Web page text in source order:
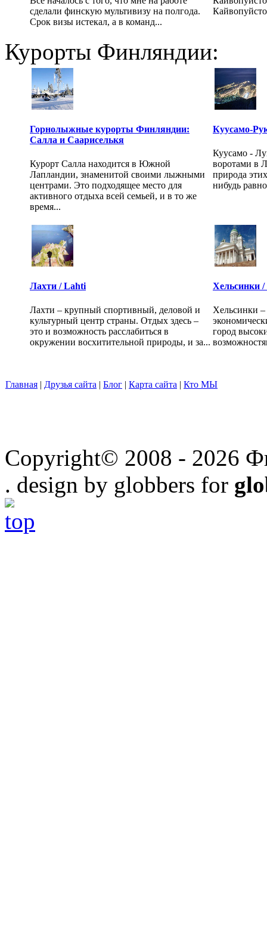
сделали финскую мультивизу на полгода.
Срок визы истекал, а в команд...
Курорты Финляндии:
Горнолыжные курорты Финляндии:
Салла и Саариселькя
Курорт Салла находится в Южной
Лапландии, знаменитой своими лыжными
центрами. Это подходящее место для
активного отдыха всей семьей, и в то же
время...
Куусамо-
Куусамо -
воротами в
природа
нибудь
Лахти / Lahti
Лахти – крупный спортивный, деловой и
культурный центр страны. Отдых здесь –
это и возможность расслабиться в
окружении восхитительной природы, и за...
Хельсинки /
Хельсинки
город
Главная | Друзья сайта | Блог | Карта сайта | Кто МЫ
Copyright© 2008 - 2026
. design by globbers for